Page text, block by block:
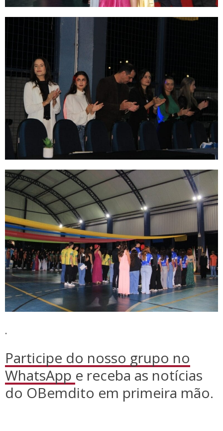
.
Participe do nosso grupo no
WhatsApp e receba as notícias
do OBemdito em primeira mão.